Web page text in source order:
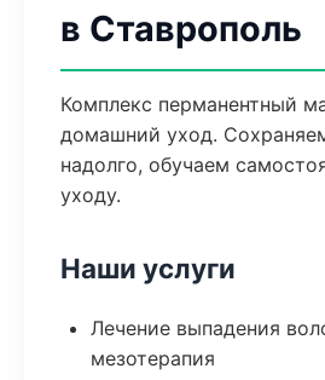
в Ставрополь
Комплекс перманентный
домашний уход.
надолго, обучаем
уходу.
Наши услуги
Лечение выпадения
мезотерапия